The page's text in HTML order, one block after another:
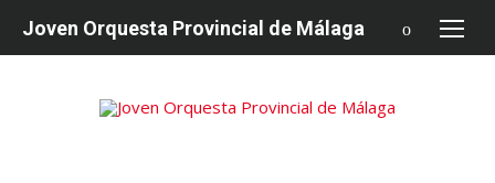
Joven Orquesta Provincial de Málaga